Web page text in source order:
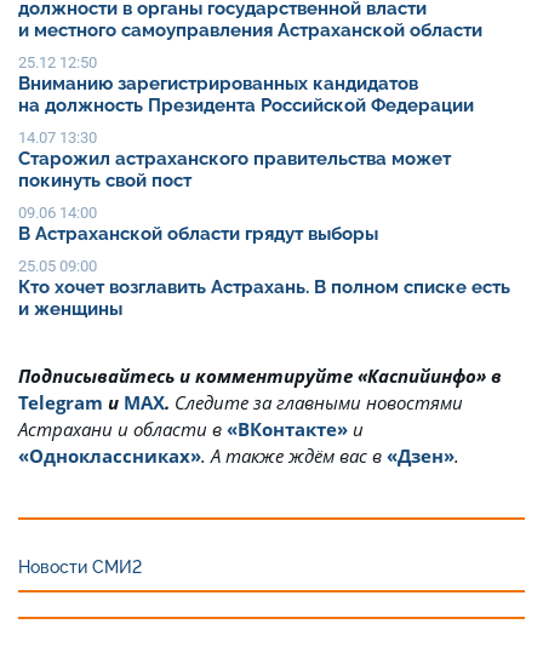
должности в органы государственной власти
и местного самоуправления Астраханской области
25.12 12:50
Вниманию зарегистрированных кандидатов
на должность Президента Российской Федерации
14.07 13:30
Старожил астраханского правительства может
покинуть свой пост
09.06 14:00
В Астраханской области грядут выборы
25.05 09:00
Кто хочет возглавить Астрахань. В полном списке есть
и женщины
Подписывайтесь и комментируйте «Каспийинфо» в
Telegram и MAX. Cледите за главными новостями
Астрахани и области в «ВКонтакте» и
«Одноклассниках». А также ждём вас в «Дзен».
Новости СМИ2